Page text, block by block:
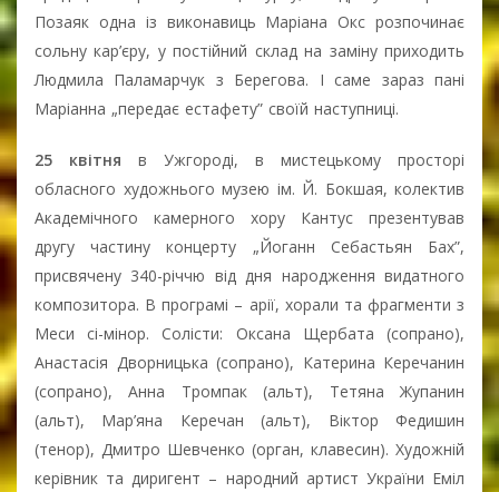
Позаяк одна із виконавиць Маріана Окс розпочинає
сольну кар’єру, у постійний склад на заміну приходить
Людмила Паламарчук з Берегова. І саме зараз пані
Маріанна „передає естафету” своїй наступниці.
25 квітня в Ужгороді, в мистецькому просторі
обласного художнього музею ім. Й. Бокшая, колектив
Академічного камерного хору Кантус презентував
другу частину концерту „Йоганн Себастьян Бах”,
присвячену 340-річчю від дня народження видатного
композитора. В програмі – арії, хорали та фрагменти з
Меси сі-мінор. Солісти: Оксана Щербата (сопрано),
Анастасія Дворницька (сопрано), Катерина Керечанин
(сопрано), Анна Тромпак (альт), Тетяна Жупанин
(альт), Мар’яна Керечан (альт), Віктор Федишин
(тенор), Дмитро Шевченко (орган, клавесин). Художній
керівник та диригент – народний артист України Еміл